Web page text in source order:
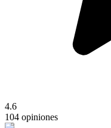
4.6
104 opiniones